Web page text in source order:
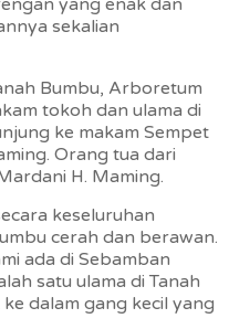
sekalian
Bumbu, Arboretum
tokoh dan ulama di
ke makam Sempet
Orang tua dari
H. Maming.
keseluruhan
cerah dan berawan.
ada di Sebamban
satu ulama di Tanah
dalam gang kecil yang